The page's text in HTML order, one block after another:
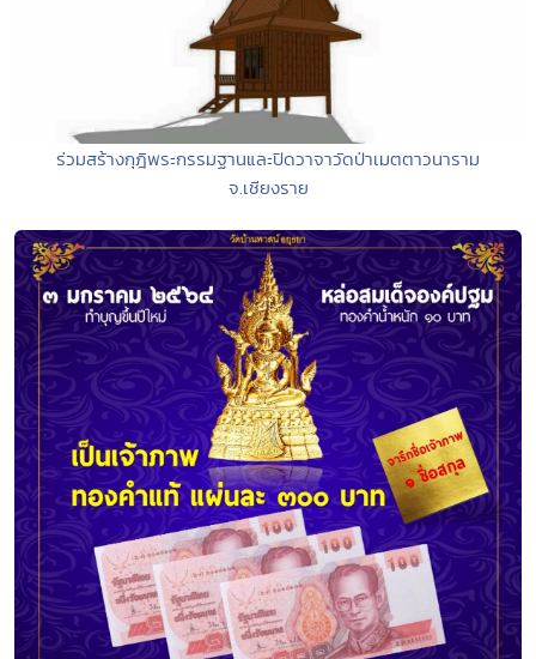
ร่วมสร้างกุฎิพระกรรมฐานและปิดวาจาวัดป่าเมตตาวนาราม
จ.เชียงราย